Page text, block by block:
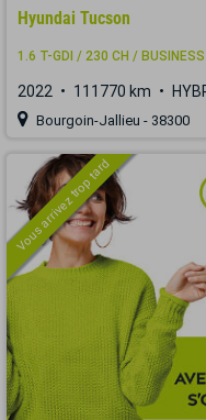
Hyundai Tucson
1.6 T-GDI / 230 CH / BUSINESS
2022 111770 km
Bourgoin-Jallieu - 38300
Vous arrivez trop tard